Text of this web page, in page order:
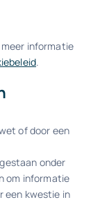
meer informatie
.
of door een
onder
om informatie
een kwestie in